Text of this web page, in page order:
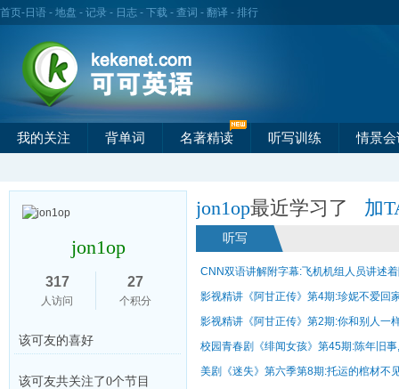
首页- 日语 - 地盘 - 记录 - 日志 - 下载 - 查词 - 翻译 - 排行
我的关注 背单词 名著精读 听写训练 情景会
jon1op
317
人访问
27
个积分
该可友的喜好
该可友共关注了0个节目
jon1op最近学习了 加
听写
CNN双语讲解附字幕:飞机机组人员讲述
影视精讲《阿甘正传》第4期:珍妮不爱回
影视精讲《阿甘正传》第2期:你和别人一
校园青春剧《绯闻女孩》第45期:陈年旧
美剧《迷失》第六季第8期:托运的棺材不